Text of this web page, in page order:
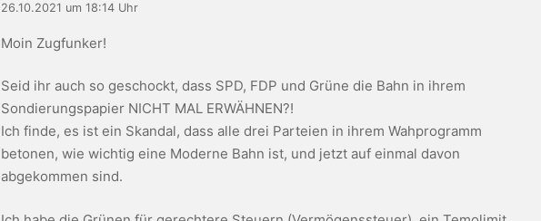
26.10.2021 um 18:14 Uhr
Moin Zugfunker!
Seid ihr auch so geschockt, dass SPD, FDP und Grüne die Bahn in ihrem
Sondierungspapier NICHT MAL ERWÄHNEN?!
Ich finde, es ist ein Skandal, dass alle drei Parteien in ihrem Wahprogramm
betonen, wie wichtig eine Moderne Bahn ist, und jetzt auf einmal davon
abgekommen sind.